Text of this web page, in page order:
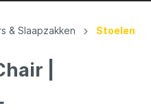
& Slaapzakken Stoelen
|